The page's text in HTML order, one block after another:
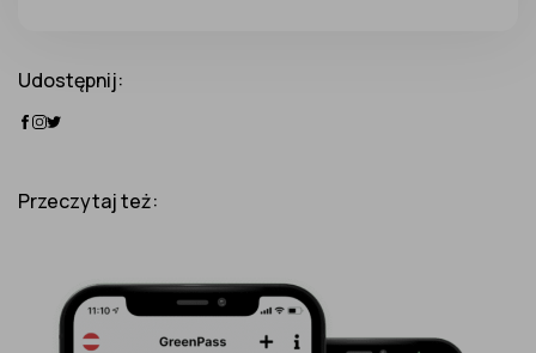
Udostępnij:
Przeczytaj też: